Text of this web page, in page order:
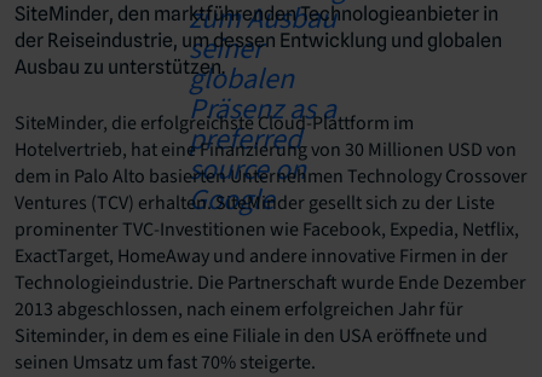
SiteMinder, den marktführenden Technologieanbieter in
der Reiseindustrie, um dessen Entwicklung und globalen
Ausbau zu unterstützen.
SiteMinder, die erfolgreichste Cloud-Plattform im
Hotelvertrieb, hat eine Finanzierung von 30 Millionen USD von
dem in Palo Alto basierten Unternehmen Technology Crossover
Ventures (TCV) erhalten. SiteMinder gesellt sich zu der Liste
prominenter TVC-Investitionen wie Facebook, Expedia, Netflix,
ExactTarget, HomeAway und andere innovative Firmen in der
Technologieindustrie. Die Partnerschaft wurde Ende Dezember
2013 abgeschlossen, nach einem erfolgreichen Jahr für
Siteminder, in dem es eine Filiale in den USA eröffnete und
seinen Umsatz um fast 70% steigerte.